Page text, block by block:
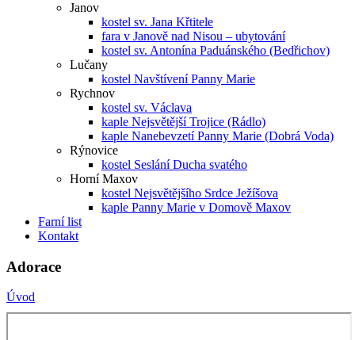
Janov
kostel sv. Jana Křtitele
fara v Janově nad Nisou – ubytování
kostel sv. Antonína Paduánského (Bedřichov)
Lučany
kostel Navštívení Panny Marie
Rychnov
kostel sv. Václava
kaple Nejsvětější Trojice (Rádlo)
kaple Nanebevzetí Panny Marie (Dobrá Voda)
Rýnovice
kostel Seslání Ducha svatého
Horní Maxov
kostel Nejsvětějšího Srdce Ježíšova
kaple Panny Marie v Domově Maxov
Farní list
Kontakt
Adorace
Úvod